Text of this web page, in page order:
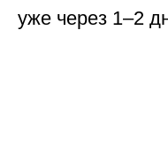
уже через 1–2